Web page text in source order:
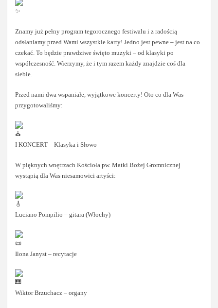
Znamy już pełny program tegorocznego festiwalu i z radością
odsłaniamy przed Wami wszystkie karty! Jedno jest pewne – jest na co
czekać. To będzie prawdziwe święto muzyki – od klasyki po
współczesność. Wierzymy, że i tym razem każdy znajdzie coś dla
siebie.
Przed nami dwa wspaniałe, wyjątkowe koncerty! Oto co dla Was
przygotowaliśmy:
I KONCERT – Klasyka i Słowo
W pięknych wnętrzach Kościoła pw. Matki Bożej Gromnicznej
wystąpią dla Was niesamowici artyści:
Luciano Pompilio – gitara (Włochy)
Ilona Janyst – recytacje
Wiktor Brzuchacz – organy